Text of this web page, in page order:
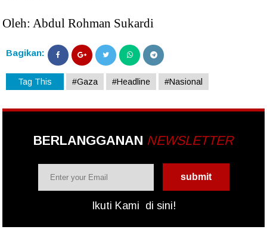
Oleh: Abdul Rohman Sukardi
Bagikan:
Tag This #Gaza #Headline #Nasional
BERLANGGANAN NEWSLETTER
Ikuti Kami di sini!